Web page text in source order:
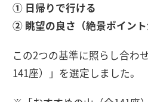
① 日帰りで行ける
② 眺望の良さ（絶景ポイント
この2つの基準に照らし合わ
141座）」を選定しました。